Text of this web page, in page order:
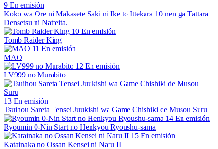
9 En emisión
Koko wa Ore ni Makasete Saki ni Ike to Ittekara 10-nen ga Tattara
Densetsu ni Natteita.
10 En emisión
Tomb Raider King
11 En emisión
MAO
12 En emisión
LV999 no Murabito
13 En emisión
Tsuihou Sareta Tensei Juukishi wa Game Chishiki de Musou Suru
14 En emisión
Ryoumin 0-Nin Start no Henkyou Ryoushu-sama
15 En emisión
Katainaka no Ossan Kensei ni Naru II